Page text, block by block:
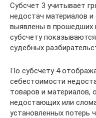
Субсчет 3 учитывает
недостач материалов
выявлены в прошедших
субсчету
судебных
По субсчету 4
себестоимости
товаров и материалов,
недостающих или
установленных потерь